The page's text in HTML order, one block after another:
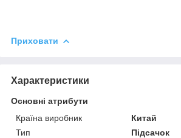
Приховати
Характеристики
Основні атрибути
Країна виробник
Китай
Тип
Підсачок